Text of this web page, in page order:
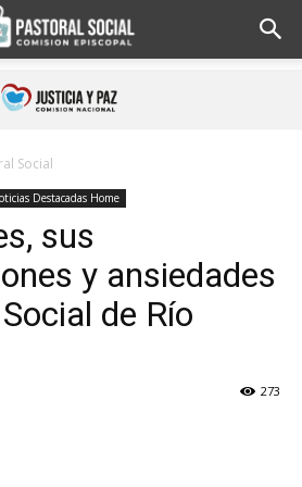
Social
Destacadas Home
sus
y ansiedades
de Río
273